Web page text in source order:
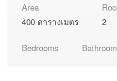
Area
400 ตารางเมตร
2
Bedrooms